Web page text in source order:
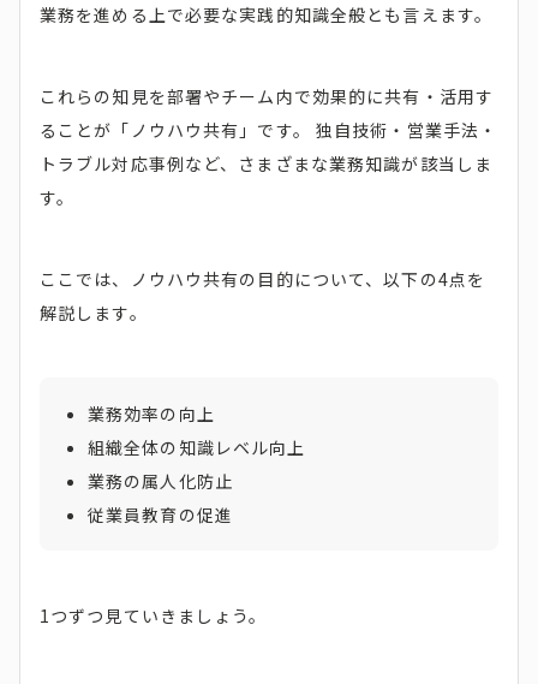
業務を進める上で必要な実践的知識全般とも言えます。
これらの知見を部署やチーム内で効果的に共有・活用す
ることが「ノウハウ共有」です。 独自技術・営業手法・
トラブル対応事例など、さまざまな業務知識が該当しま
す。
ここでは、ノウハウ共有の目的について、以下の4点を
解説します。
業務効率の向上
組織全体の知識レベル向上
業務の属人化防止
従業員教育の促進
1つずつ見ていきましょう。